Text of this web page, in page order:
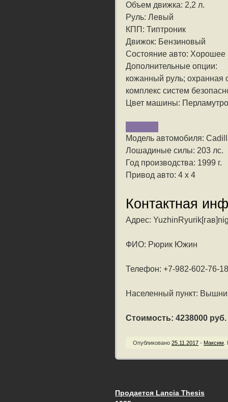
Объем движка: 2,2 л.
Руль: Левый
КПП: Типтроник
Движок: Бензиновый
Состояние авто: Хорошее
Дополнительные опции:
кожанный руль; охранная
комплекс систем
Цвет машины:
Модель автомобиля:
Лошадиные силы: 203 лс.
Год производства: 1999 г.
Привод авто: 4 x 4
Контактная
Адрес:
ФИО: Рюрик Южин
Телефон: +7-982-602-76-18
Населенный пункт:
Стоимость: 4238000 руб.
Опубликовано 25.11.2017 - Максим
Продается Lancia Thesis